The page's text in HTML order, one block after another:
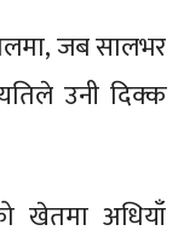
जब सालभर
उनी दिक्क
खेतमा अधियाँ